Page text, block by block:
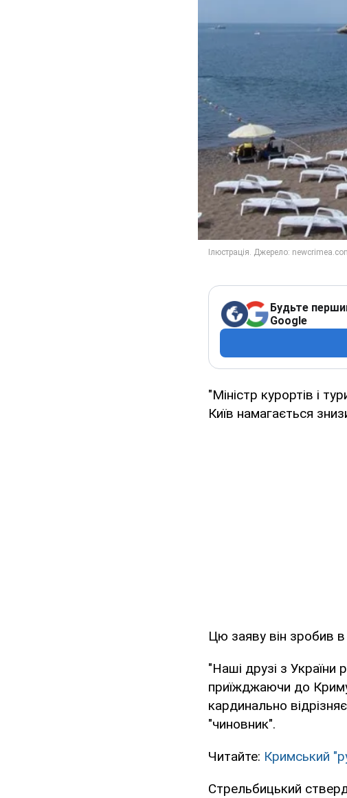
Будьте
Google
"Міністр курортів і
Київ намагається
Цю заяву він зробив в
"Наші друзі з України
приїжджаючи до
кардинально
"чиновник".
Читайте: Кримський
Стрельбицький